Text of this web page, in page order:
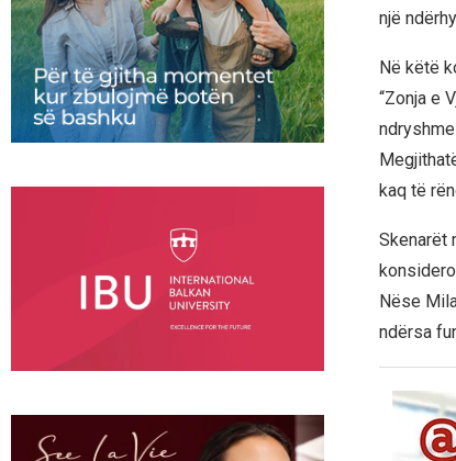
një
Në këtë
“Zonja e
kaq të
Skenarët
Nëse
ndërsa